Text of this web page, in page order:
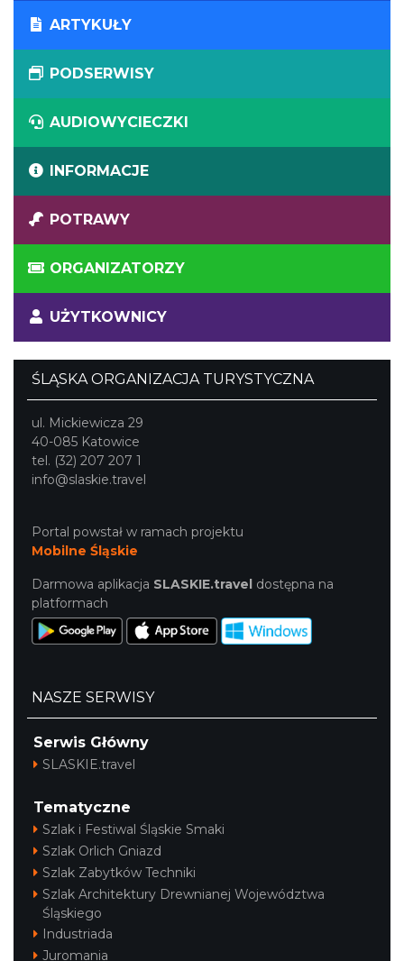
ARTYKUŁY
PODSERWISY
AUDIOWYCIECZKI
INFORMACJE
POTRAWY
ORGANIZATORZY
UŻYTKOWNICY
ŚLĄSKA ORGANIZACJA TURYSTYCZNA
ul. Mickiewicza 29
40-085 Katowice
tel. (32) 207 207 1
info@slaskie.travel
Portal powstał w ramach projektu
Mobilne Śląskie
Darmowa aplikacja SLASKIE.travel dostępna na
platformach
NASZE SERWISY
Serwis Główny
SLASKIE.travel
Tematyczne
Szlak i Festiwal Śląskie Smaki
Szlak Orlich Gniazd
Szlak Zabytków Techniki
Szlak Architektury Drewnianej Województwa
Śląskiego
Industriada
Juromania